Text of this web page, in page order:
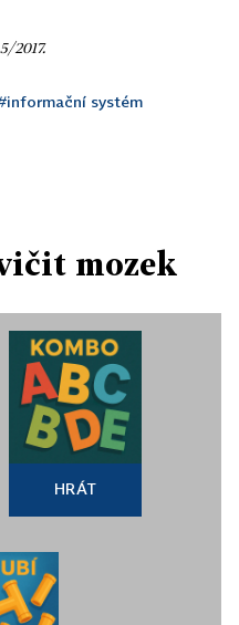
2017.
systém
mozek
HRÁT